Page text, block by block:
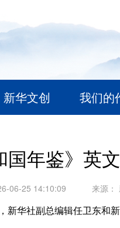
新华文创 我们的
国年鉴》英
06-25 14:10:09 来源：
华社副总编辑任卫东和